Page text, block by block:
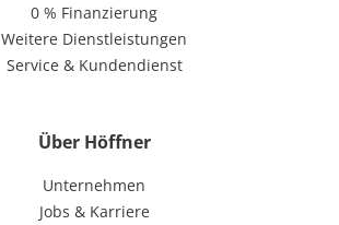
0 % Finanzierung
Weitere Dienstleistungen
Service & Kundendienst
Über Höffner
Unternehmen
Jobs & Karriere